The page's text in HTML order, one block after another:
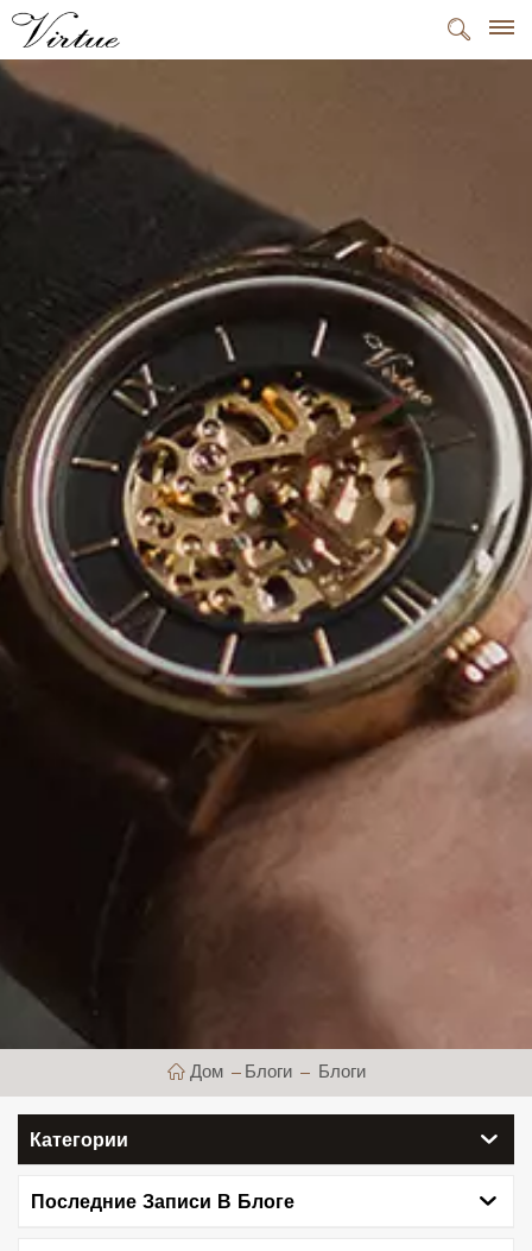
Дом Блоги Блоги
Категории
Последние Записи В Блоге